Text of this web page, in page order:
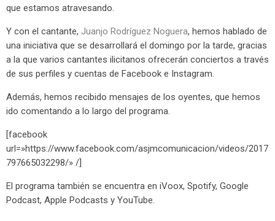
que estamos atravesando.
Y con el cantante, Juanjo Rodríguez Noguera, hemos hablado de
una iniciativa que se desarrollará el domingo por la tarde, gracias
a la que varios cantantes ilicitanos ofrecerán conciertos a través
de sus perfiles y cuentas de Facebook e Instagram.
Además, hemos recibido mensajes de los oyentes, que hemos
ido comentando a lo largo del programa.
[facebook
url=»https://www.facebook.com/asjmcomunicacion/videos/2017
797665032298/» /]
El programa también se encuentra en iVoox, Spotify, Google
Podcast, Apple Podcasts y YouTube.